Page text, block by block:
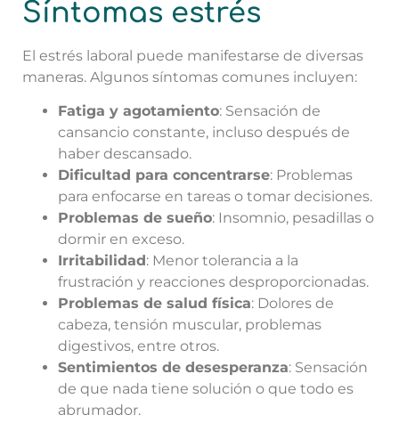
Síntomas estrés
El estrés laboral puede manifestarse de diversas
maneras. Algunos síntomas comunes incluyen:
Fatiga y agotamiento: Sensación de
cansancio constante, incluso después de
haber descansado.
Dificultad para concentrarse: Problemas
para enfocarse en tareas o tomar decisiones.
Problemas de sueño: Insomnio, pesadillas o
dormir en exceso.
Irritabilidad : Menor tolerancia a la
frustración y reacciones desproporcionadas.
Problemas de salud física: Dolores de
cabeza, tensión muscular, problemas
digestivos, entre otros.
Sentimientos de desesperanza: Sensación
de que nada tiene solución o que todo es
abrumador.